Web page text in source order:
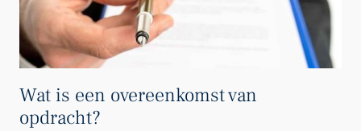
Wat is een overeenkomst van
opdracht?